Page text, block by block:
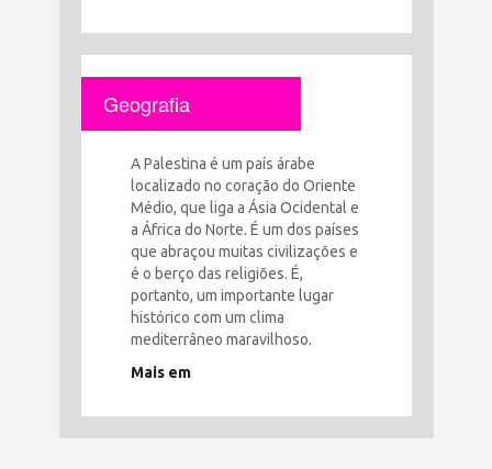
Geografia
A Palestina é um país árabe
localizado no coração do Oriente
Médio, que liga a Ásia Ocidental e
a África do Norte. É um dos países
que abraçou muitas civilizações e
é o berço das religiões. É,
portanto, um importante lugar
histórico com um clima
mediterrâneo maravilhoso.
Mais em